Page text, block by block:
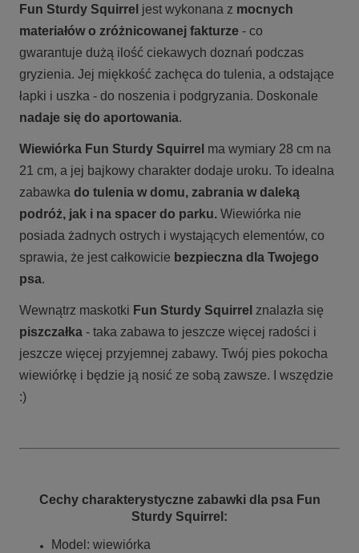
Fun Sturdy Squirrel jest wykonana z mocnych
materiałów o zróżnicowanej fakturze - co
gwarantuje dużą ilość ciekawych doznań podczas
gryzienia. Jej miękkość zachęca do tulenia, a odstające
łapki i uszka - do noszenia i podgryzania. Doskonale
nadaje się do aportowania.
Wiewiórka Fun Sturdy Squirrel ma wymiary 28 cm na
21 cm, a jej bajkowy charakter dodaje uroku. To idealna
zabawka do tulenia w domu, zabrania w daleką
podróż, jak i na spacer do parku. Wiewiórka nie
posiada żadnych ostrych i wystających elementów, co
sprawia, że jest całkowicie bezpieczna dla Twojego
psa.
Wewnątrz maskotki Fun Sturdy Squirrel znalazła się
piszczałka - taka zabawa to jeszcze więcej radości i
jeszcze więcej przyjemnej zabawy. Twój pies pokocha
wiewiórkę i będzie ją nosić ze sobą zawsze. I wszędzie
:)
Cechy charakterystyczne zabawki dla psa Fun
Sturdy Squirrel:
Model: wiewiórka